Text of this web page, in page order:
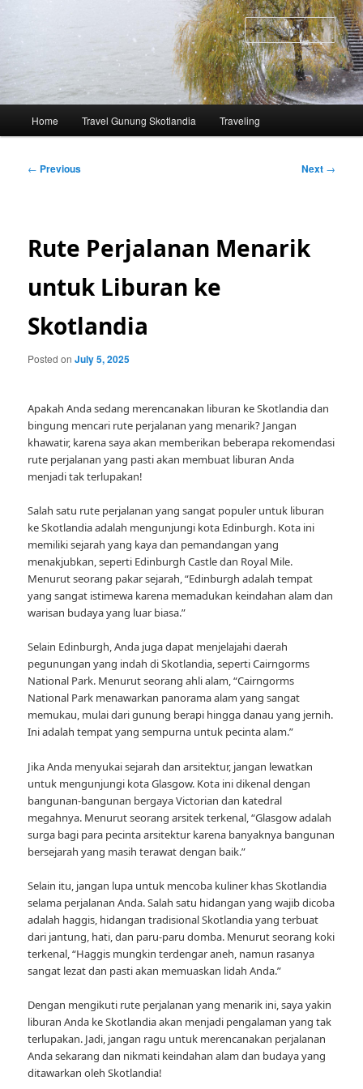
content
Home Travel Gunung Skotlandia Traveling
Post
← Previous Next →
Rute Perjalanan Menarik
untuk Liburan ke
Skotlandia
Posted onJuly 5, 2025
Apakah Anda sedang merencanakan liburan ke Skotlandia dan
bingung mencari rute perjalanan yang menarik? Jangan
khawatir, karena saya akan memberikan beberapa rekomendasi
rute perjalanan yang pasti akan membuat liburan Anda
menjadi tak terlupakan!
Salah satu rute perjalanan yang sangat populer untuk liburan
ke Skotlandia adalah mengunjungi kota Edinburgh. Kota ini
memiliki sejarah yang kaya dan pemandangan yang
menakjubkan, seperti Edinburgh Castle dan Royal Mile.
Menurut seorang pakar sejarah, “Edinburgh adalah tempat
yang sangat istimewa karena memadukan keindahan alam dan
warisan budaya yang luar biasa.”
Selain Edinburgh, Anda juga dapat menjelajahi daerah
pegunungan yang indah di Skotlandia, seperti Cairngorms
National Park. Menurut seorang ahli alam, “Cairngorms
National Park menawarkan panorama alam yang sangat
memukau, mulai dari gunung berapi hingga danau yang jernih.
Ini adalah tempat yang sempurna untuk pecinta alam.”
Jika Anda menyukai sejarah dan arsitektur, jangan lewatkan
untuk mengunjungi kota Glasgow. Kota ini dikenal dengan
bangunan-bangunan bergaya Victorian dan katedral
megahnya. Menurut seorang arsitek terkenal, “Glasgow adalah
surga bagi para pecinta arsitektur karena banyaknya bangunan
bersejarah yang masih terawat dengan baik.”
Selain itu, jangan lupa untuk mencoba kuliner khas Skotlandia
selama perjalanan Anda. Salah satu hidangan yang wajib dicoba
adalah haggis, hidangan tradisional Skotlandia yang terbuat
dari jantung, hati, dan paru-paru domba. Menurut seorang koki
terkenal, “Haggis mungkin terdengar aneh, namun rasanya
sangat lezat dan pasti akan memuaskan lidah Anda.”
Dengan mengikuti rute perjalanan yang menarik ini, saya yakin
liburan Anda ke Skotlandia akan menjadi pengalaman yang tak
terlupakan. Jadi, jangan ragu untuk merencanakan perjalanan
Anda sekarang dan nikmati keindahan alam dan budaya yang
ditawarkan oleh Skotlandia!